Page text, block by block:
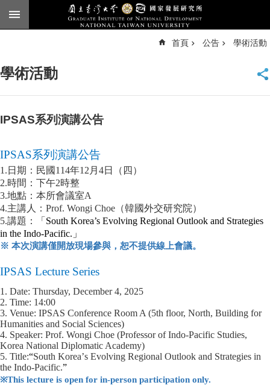
跳到主要內容區塊
臺
頁
公
告
本
所
簡
介
本
所
成
員
博
士
班
碩
士
首頁 公告 學術活動
學術活動
IPSAS系列演講公告
IPSAS系列演講公告
1. 日期：民國 114年12 月 4日（四）
2.時間：下午2時整
3.地點：本所會議室A
4.主講人： Prof. Wongi Choe （韓國外交研究院）
5.講題：「 South Korea’s Evolving Regional Outlook and Strategies
in the Indo-Pacific. 」
※ 本次演講僅開放現場參與，恕不提供線上會議。
IPSAS Lecture Series
1. Date: Thursday, December 4, 2025
2. Time: 14:00
3. Venue: IPSAS Conference Room A (5th floor, North, Building for
Humanities and Social Sciences)
4. Speaker: Prof. Wongi Choe (Professor of Indo-Pacific Studies,
Korea National Diplomatic Academy)
5. Title:“South Korea’s Evolving Regional Outlook and Strategies in
the Indo-Pacific.”
※This lecture is open for in-person participation only.